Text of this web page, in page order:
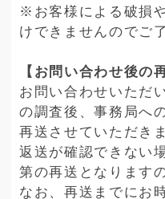
※お客様による破損
けできませんのでご
【お問い合わせ後の
お問い合わせいただ
の調査後、事務局へ
再送させていただき
返送が確認できない
第の再送となります
なお、再送までにお